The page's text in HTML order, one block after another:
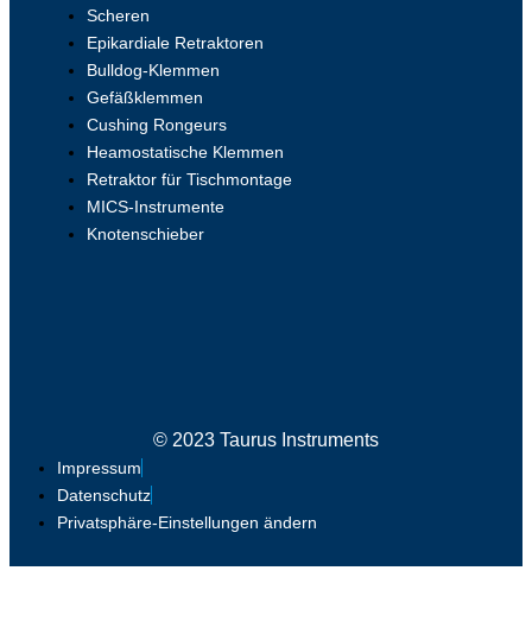
Scheren
Epikardiale Retraktoren
Bulldog-Klemmen
Gefäßklemmen
Cushing Rongeurs
Heamostatische Klemmen
Retraktor für Tischmontage
MICS-Instrumente
Knotenschieber
© 2023 Taurus Instruments
Impressum
Datenschutz
Privatsphäre-Einstellungen ändern